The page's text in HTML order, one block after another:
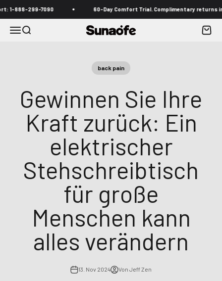
299-7090 60-Day Comfort Trial. Complimentary returns
MenüSuche Sunaofe
back pain
Gewinnen Sie Ihre
Kraft zurück: Ein
elektrischer
Stehschreibtisch
für große
Menschen kann
alles verändern
13. Nov 2024 Von Jeff Zen